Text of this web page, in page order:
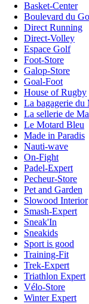
Basket-Center
Boulevard du
Direct Running
Direct-Volley
Espace Golf
Foot-Store
Galop-Store
Goal-Foot
House of Rugby
La bagagerie du
La sellerie de
Le Motard Bleu
Made in Paradis
Nauti-wave
On-Fight
Padel-Expert
Pecheur-Store
Pet and Garden
Slowood Interior
Smash-Expert
Sneak'In
Sneakids
Sport is good
Training-Fit
Trek-Expert
Triathlon Expert
Vélo-Store
Winter Expert